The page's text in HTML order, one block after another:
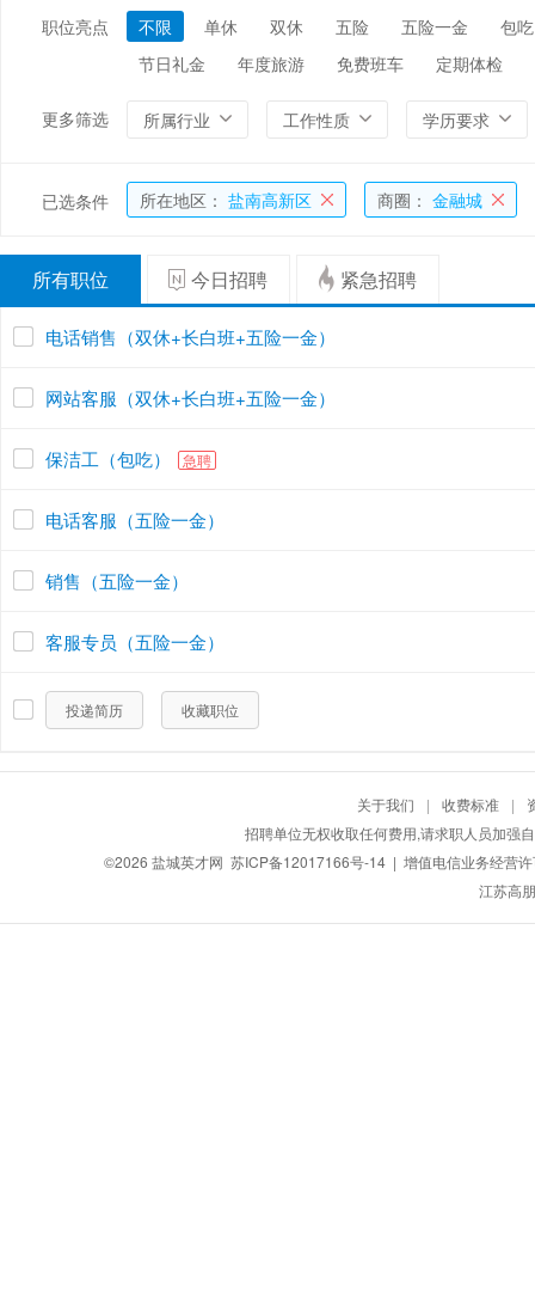
能源/电力/矿产
化工 环保
职位亮点 不限 单休 双休 五险 五险一金
包吃
节日礼金
年度旅游 免费班车 定期体检
更多筛选 所属行业 工作性质 学历要求
已选条件 所在地区： 盐南高新区 商圈： 金融城
所有职位 今日招聘 紧急招聘
电话销售（双休+长白班+五险一金）
网站客服（双休+长白班+五险一金）
保洁工（包吃） 急聘
电话客服（五险一金）
销售（五险一金）
客服专员（五险一金）
投递简历 收藏职位
关于我们 | 收费标准 |
招聘单位无权收取任何费用,请求职人员加强
©2026 盐城英才网 苏ICP备12017166号-14| 增值电信业务经营许
江苏高